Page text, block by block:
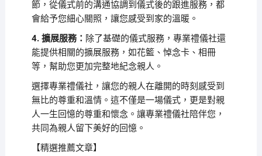
節，從儀式前的溝通協調到儀式後的跟進服務，都
會給予您細心關照，讓您感受到家的溫暖。
4. 擴展服務： 除了基礎的儀式服務，專業禮儀社還
能提供相關的擴展服務，如花籃、悼念卡、相冊
等，幫助您更加完整地紀念親人。
選擇專業禮儀社，讓您的親人在離開的時刻感受到
無比的尊重和溫情。這不僅是一場儀式，更是對親
人一生回憶的尊重和懷念。讓專業禮儀社陪伴您，
共同為親人留下美好的回憶。
【精選推薦文章】